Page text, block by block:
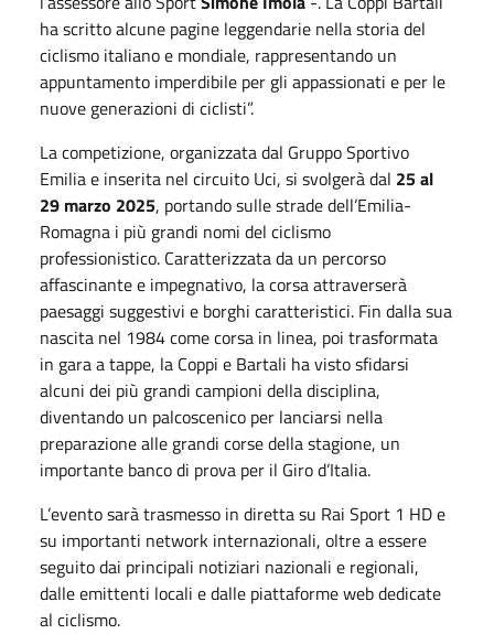
ha scritto alcune pagine leggendarie nella storia del
ciclismo italiano e mondiale, rappresentando un
appuntamento imperdibile per gli appassionati e per le
nuove generazioni di ciclisti”.
La competizione, organizzata dal Gruppo Sportivo
Emilia e inserita nel circuito Uci, si svolgerà dal 25 al
29 marzo 2025, portando sulle strade dell’Emilia-
Romagna i più grandi nomi del ciclismo
professionistico. Caratterizzata da un percorso
affascinante e impegnativo, la corsa attraverserà
paesaggi suggestivi e borghi caratteristici. Fin dalla sua
nascita nel 1984 come corsa in linea, poi trasformata
in gara a tappe, la Coppi e Bartali ha visto sfidarsi
alcuni dei più grandi campioni della disciplina,
diventando un palcoscenico per lanciarsi nella
preparazione alle grandi corse della stagione, un
importante banco di prova per il Giro d’Italia.
L’evento sarà trasmesso in diretta su Rai Sport 1 HD e
su importanti network internazionali, oltre a essere
seguito dai principali notiziari nazionali e regionali,
dalle emittenti locali e dalle piattaforme web dedicate
al ciclismo.